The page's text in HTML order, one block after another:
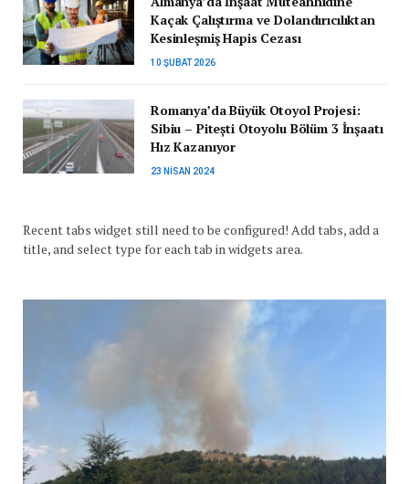
Kaçak Çalıştırma ve Dolandırıcılıktan
Kesinleşmiş Hapis Cezası
10 ŞUBAT 2026
Romanya’da Büyük Otoyol Projesi:
Sibiu – Pitești Otoyolu Bölüm 3 İnşaatı
Hız Kazanıyor
23 NISAN 2024
Recent tabs widget still need to be configured! Add tabs, add a
title, and select type for each tab in widgets area.